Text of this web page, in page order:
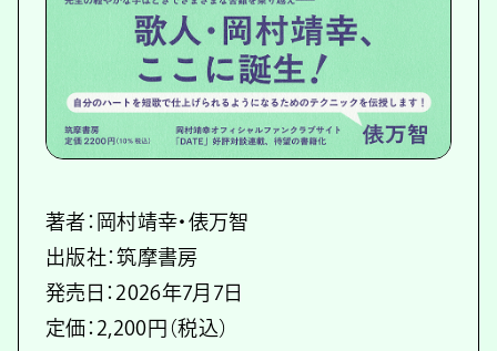
著者：岡村靖幸・俵万智
出版社：筑摩書房
発売日：2026年7月7日
定価：2,200円（税込）